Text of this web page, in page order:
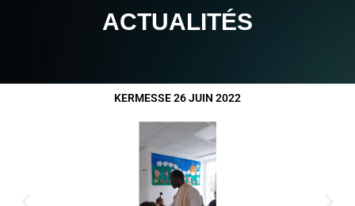
ACTUALITÉS
KERMESSE 26 JUIN 2022